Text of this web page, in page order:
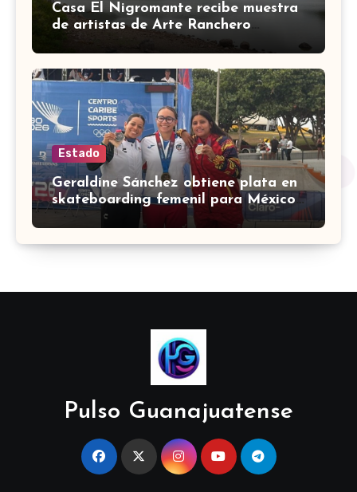
Casa El Nigromante recibe muestra
de artistas de Arte Ranchero
Estado
Geraldine Sánchez obtiene plata en
skateboarding femenil para México
en los Centroamericanos 2026
Pulso Guanajuatense